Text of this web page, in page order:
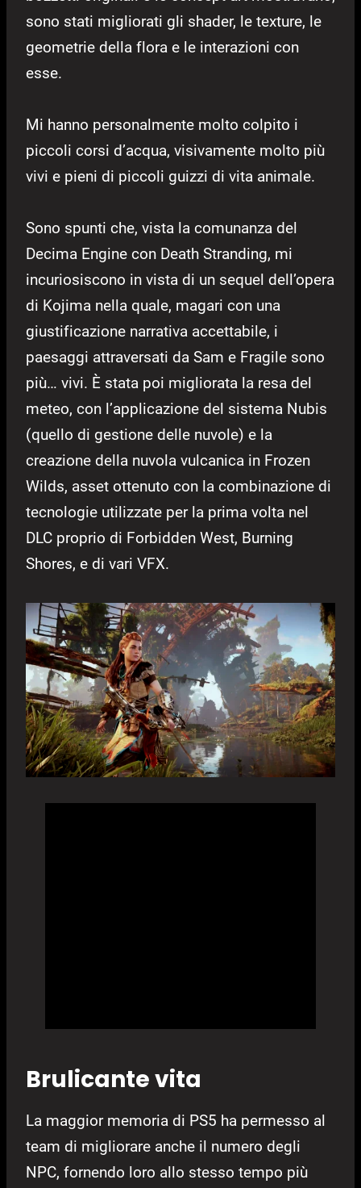
sono stati migliorati gli shader, le texture, le
geometrie della flora e le interazioni con
esse.
Mi hanno personalmente molto colpito i
piccoli corsi d’acqua, visivamente molto più
vivi e pieni di piccoli guizzi di vita animale.
Sono spunti che, vista la comunanza del
Decima Engine con Death Stranding, mi
incuriosiscono in vista di un sequel dell’opera
di Kojima nella quale, magari con una
giustificazione narrativa accettabile, i
paesaggi attraversati da Sam e Fragile sono
più… vivi. È stata poi migliorata la resa del
meteo, con l’applicazione del sistema Nubis
(quello di gestione delle nuvole) e la
creazione della nuvola vulcanica in Frozen
Wilds, asset ottenuto con la combinazione di
tecnologie utilizzate per la prima volta nel
DLC proprio di Forbidden West, Burning
Shores, e di vari VFX.
Brulicante vita
La maggior memoria di PS5 ha permesso al
team di migliorare anche il numero degli
NPC, fornendo loro allo stesso tempo più